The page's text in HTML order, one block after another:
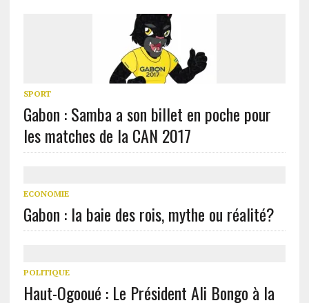
SPORT
Gabon : Samba a son billet en poche pour
les matches de la CAN 2017
ECONOMIE
Gabon : la baie des rois, mythe ou réalité?
POLITIQUE
Haut-Ogooué : Le Président Ali Bongo à la